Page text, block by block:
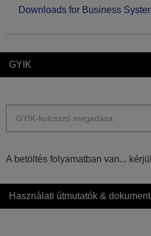
Downloads for Business
GYIK
A betöltés folyamatban van...
Használati útmutatók &